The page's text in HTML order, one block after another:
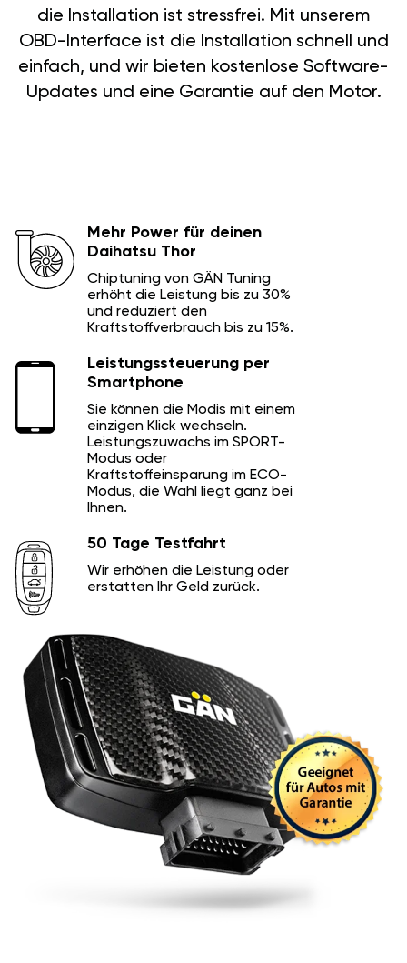
die Installation ist stressfrei. Mit unserem
OBD-Interface ist die Installation schnell und
einfach, und wir bieten kostenlose Software-
Updates und eine Garantie auf den Motor.
Mehr Power für deinen
Daihatsu Thor
Chiptuning von GÄN Tuning
erhöht die Leistung bis zu 30%
und reduziert den
Kraftstoffverbrauch bis zu 15%.
Leistungssteuerung per
Smartphone
Sie können die Modis mit einem
einzigen Klick wechseln.
Leistungszuwachs im SPORT-
Modus oder
Kraftstoffeinsparung im ECO-
Modus, die Wahl liegt ganz bei
Ihnen.
50 Tage Testfahrt
Wir erhöhen die Leistung oder
erstatten Ihr Geld zurück.